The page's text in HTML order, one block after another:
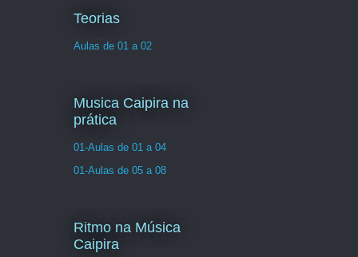
Teorias
Aulas de 01 a 02
Musica Caipira na
prática
01-Aulas de 01 a 04
01-Aulas de 05 a 08
Ritmo na Música
Caipira